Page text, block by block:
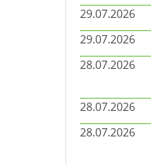
29.07.2026
29.07.2026
28.07.2026
28.07.2026
28.07.2026